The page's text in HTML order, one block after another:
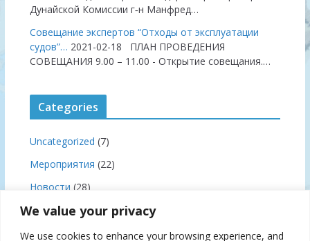
We value your privacy
We use cookies to enhance your browsing experience, and
Дунайской Комиссии г‑н Манфред…
Совещание экспертов “Отходы от эксплуатации
судов”… 2021-02-18
ПЛАН ПРОВЕДЕНИЯ
СОВЕЩАНИЯ 9.00 – 11.00 - Открытие совещания.…
Categories
Uncategorized (7)
Мероприятия (22)
Новости (28)
Правила плавания(3)
Совещании(19)